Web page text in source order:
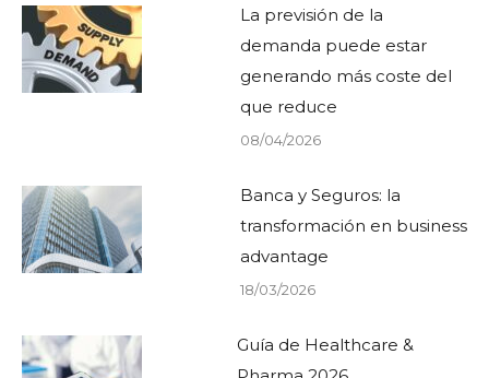
La previsión de la
demanda puede estar
generando más coste del
que reduce
08/04/2026
Banca y Seguros: la
transformación en business
advantage
18/03/2026
Guía de Healthcare &